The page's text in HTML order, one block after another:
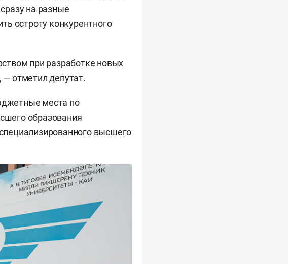
на разные
остроту конкурентного
при разработке новых
отметил депутат.
места по
образования
высшего